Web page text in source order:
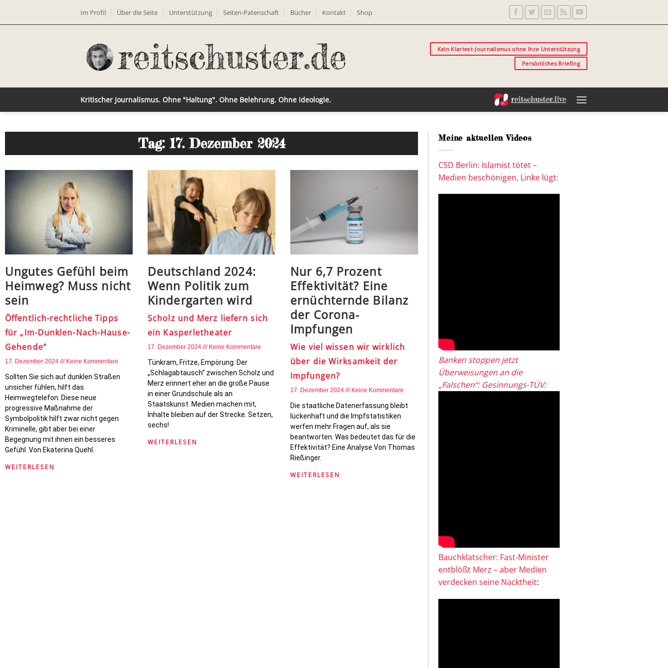
Im Profil Über die Seite Unterstützung Seiten-Patenschaft Bücher Kontakt Shop
Kein Klartext-Journalismus ohne Ihre Unterstützung
Persönliches Briefing
Kritischer Journalismus. Ohne "Haltung". Ohne Belehrung. Ohne Ideologie.
Tag: 17. Dezember 2024
Ungutes Gefühl beim
Heimweg? Muss nicht
sein
Öffentlich-rechtliche Tipps
für „Im-Dunklen-Nach-Hause-
Gehende“
17. Dezember 2024 Keine Kommentare
Sollten Sie sich auf dunklen Straßen
unsicher fühlen, hilft das
Heimwegtelefon. Diese neue
progressive Maßnahme der
Symbolpolitik hilft zwar nicht gegen
Kriminelle, gibt aber bei einer
Begegnung mit ihnen ein besseres
Gefühl. Von Ekaterina Quehl.
WEITERLESEN
Deutschland 2024:
Wenn Politik zum
Kindergarten wird
Scholz und Merz liefern sich
ein Kasperletheater
17. Dezember 2024 Keine Kommentare
Tünkram, Fritze, Empörung: Der
„Schlagabtausch“ zwischen Scholz und
Merz erinnert eher an die große Pause
in einer Grundschule als an
Staatskunst. Medien machen mit,
Inhalte bleiben auf der Strecke. Setzen,
sechs!
WEITERLESEN
Nur 6,7 Prozent
Effektivität? Eine
ernüchternde Bilanz
der Corona-
Impfungen
Wie viel wissen wir wirklich
über die Wirksamkeit der
Impfungen?
17. Dezember 2024 Keine Kommentare
Die staatliche Datenerfassung bleibt
lückenhaft und die Impfstatistiken
werfen mehr Fragen auf, als sie
beantworten. Was bedeutet das für die
Effektivität? Eine Analyse Von Thomas
Rießinger.
WEITERLESEN
Meine aktuellen Videos
CSD Berlin: Islamist tötet –
Medien beschönigen, Linke lügt:
Banken stoppen jetzt
Überweisungen an die
„Falschen“: Gesinnungs-TÜV:
Bauchklatscher: Fast-Minister
entblößt Merz – aber Medien
verdecken seine Nacktheit: